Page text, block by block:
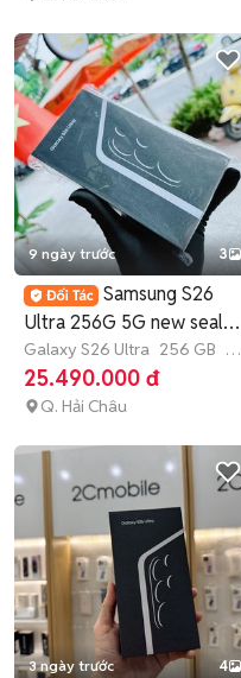
9 ngày trước 3
Samsung S26
Ultra 256G 5G new seal
VN mới 100%
Galaxy S26 Ultra 256 GB 7-
12 tháng
25.490.000 đ
Q. Hải Châu
3 ngày trước 4